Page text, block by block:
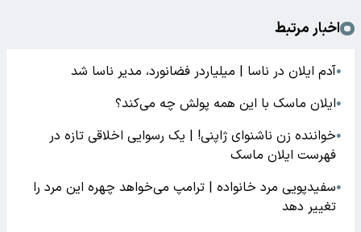
اخبار مرتبط
●آدم ایلان در ناسا | میلیاردر فضانورد، مدیر ناسا شد
●ایلان ماسک با این همه پولش چه می‌کند؟
●خواننده زن ناشنوای ژاپنی! | یک رسوایی اخلاقی تازه در
فهرست ایلان ماسک
●سفیدپویی مرد خانواده | ترامپ می‌خواهد چهره این مرد را
تغییر دهد